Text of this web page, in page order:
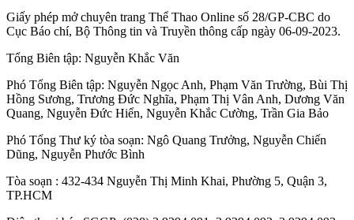
Giấy phép mở chuyên trang Thể Thao Online số 28/GP-CBC do
Cục Báo chí, Bộ Thông tin và Truyền thông cấp ngày 06-09-2023.
Tổng Biên tập: Nguyễn Khắc Văn
Phó Tổng Biên tập: Nguyễn Ngọc Anh, Phạm Văn Trường, Bùi Thị
Hồng Sương, Trương Đức Nghĩa, Phạm Thị Vân Anh, Dương Văn
Quang, Nguyễn Đức Hiển, Nguyễn Khắc Cường, Trần Gia Bảo
Phó Tổng Thư ký tòa soạn: Ngô Quang Trưởng, Nguyễn Chiến
Dũng, Nguyễn Phước Bình
Tòa soạn : 432-434 Nguyễn Thị Minh Khai, Phường 5, Quận 3,
TP.HCM